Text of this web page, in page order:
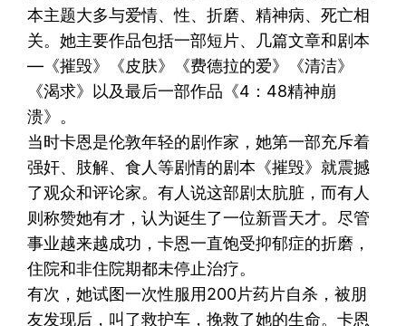
本主题大多与爱情、性、折磨、精神病、死亡相
关。她主要作品包括一部短片、几篇文章和剧本
—《摧毁》《皮肤》《费德拉的爱》《清洁》
《渴求》以及最后一部作品《4：48精神崩
溃》。
当时卡恩是伦敦年轻的剧作家，她第一部充斥着
强奸、肢解、食人等剧情的剧本《摧毁》就震撼
了观众和评论家。有人说这部剧太肮脏，而有人
则称赞她有才，认为诞生了一位新晋天才。尽管
事业越来越成功，卡恩一直饱受抑郁症的折磨，
住院和非住院期都未停止治疗。
有次，她试图一次性服用200片药片自杀，被朋
友发现后，叫了救护车，挽救了她的生命。卡恩